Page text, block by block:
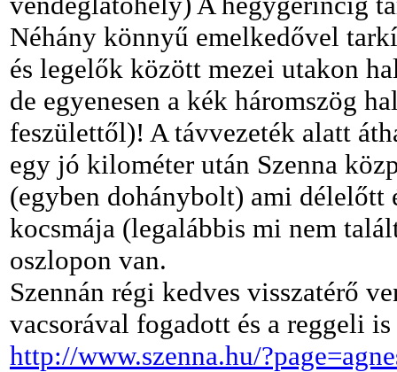
Néhány könnyű emelkedővel
és legelők között mezei utakon
de egyenesen a kék háromszög
feszülettől)! A távvezeték alatt
egy jó kilométer után Szenna
(egyben dohánybolt) ami délelőtt
kocsmája (legalábbis mi nem
oszlopon van.
Szennán régi kedves visszatérő
vacsorával fogadott és a reggeli
http://www.szenna.hu/